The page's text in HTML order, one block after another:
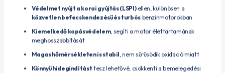
Védelmet nyújt a korai gyújtás (LSPI)ellen, különösen a
közvetlen befecskendezésű és turbósbenzinmotorokban
Kiemelkedő kopásvédelem, segíti a motor élettartamának
meghosszabbítását
Magas hőmérsékleten is stabil, nem sűrűsödik oxidáció miatt
Könnyű hidegindítást tesz lehetővé, csökkenti a bemelegedési